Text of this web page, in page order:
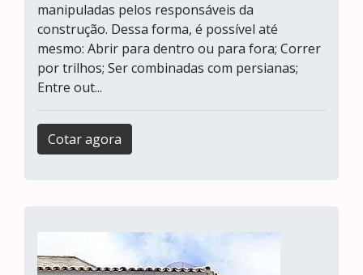
manipuladas pelos responsáveis da
construção. Dessa forma, é possível até
mesmo: Abrir para dentro ou para fora; Correr
por trilhos; Ser combinadas com persianas;
Entre out...
Cotar agora